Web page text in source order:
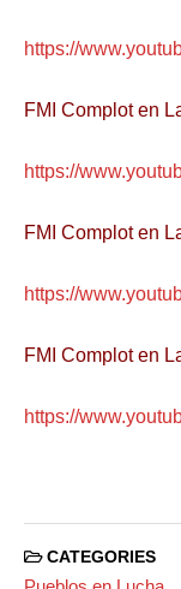
https://
FMI Complot en
https://
FMI Complot en
https://
FMI Complot en
https://
CATEGORIES